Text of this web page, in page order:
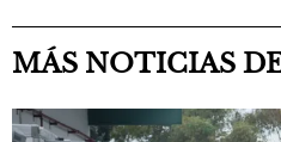
MÁS NOTICIAS